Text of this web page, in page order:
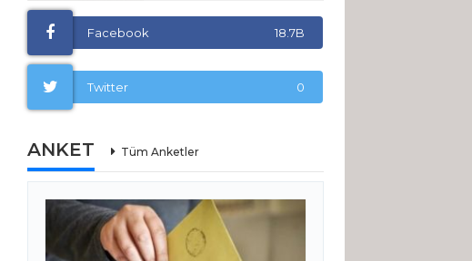
Facebook 18.7B
Twitter 0
ANKET Tüm Anketler